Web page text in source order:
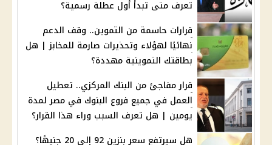
تعرف متى تبدأ أول عطلة رسمية؟
قرارات حاسمة من التموين.. وقف الدعم
نهائيًا لهؤلاء وتحذيرات صارمة للمخابز | هل
بطاقتك التموينية مهددة؟
قرار مفاجئ من البنك المركزي.. تعطيل
العمل في جميع فروع البنوك في مصر لمدة
يومين | هل تعرف السبب وراء هذا القرار؟
هل سيرتفع سعر بنزين 92 إلى 20 جنيهًا؟